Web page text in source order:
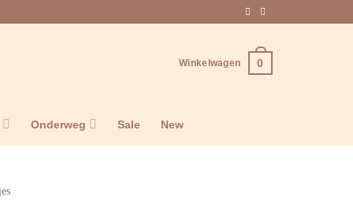
Winkelwagen 0
Onderweg Sale New